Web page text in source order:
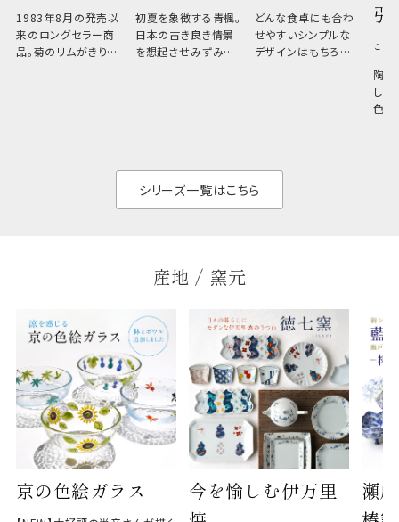
1983年8月の発売以
来のロングセラー商
品。菊のリムがきりっ
初夏を象徴する青楓。
日本の古き良き情景
を想起させみずみず
どんな食卓にも合わ
せやすいシンプルな
デザインはもちろん、
こひ
陶器
しい
色の
シリーズ一覧はこちら
産地 / 窯元
京の色絵ガラス
今を愉しむ伊万里
瀬